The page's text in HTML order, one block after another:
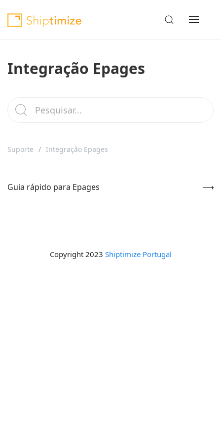
Integração Epages
Suporte Integração Epages
Guia rápido para Epages
Copyright 2023 Shiptimize Portugal